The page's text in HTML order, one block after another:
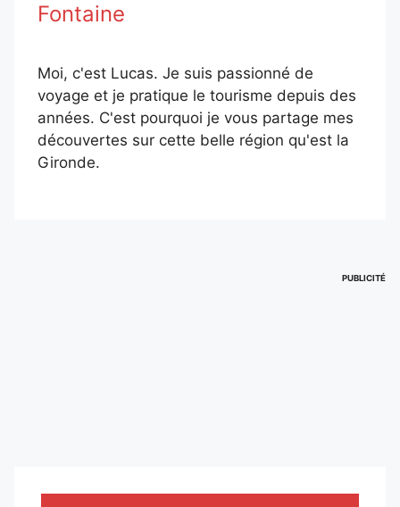
Fontaine
Moi, c'est Lucas. Je suis passionné de
voyage et je pratique le tourisme depuis des
années. C'est pourquoi je vous partage mes
découvertes sur cette belle région qu'est la
Gironde.
PUBLICITÉ